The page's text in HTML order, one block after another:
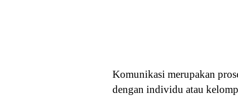
Komunikasi merupakan
dengan individu atau